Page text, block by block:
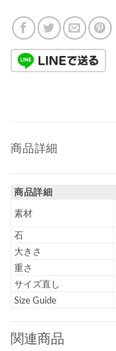
商品詳細
商品詳細
素材
石
大きさ
重さ
サイズ直し
Size Guide
関連商品